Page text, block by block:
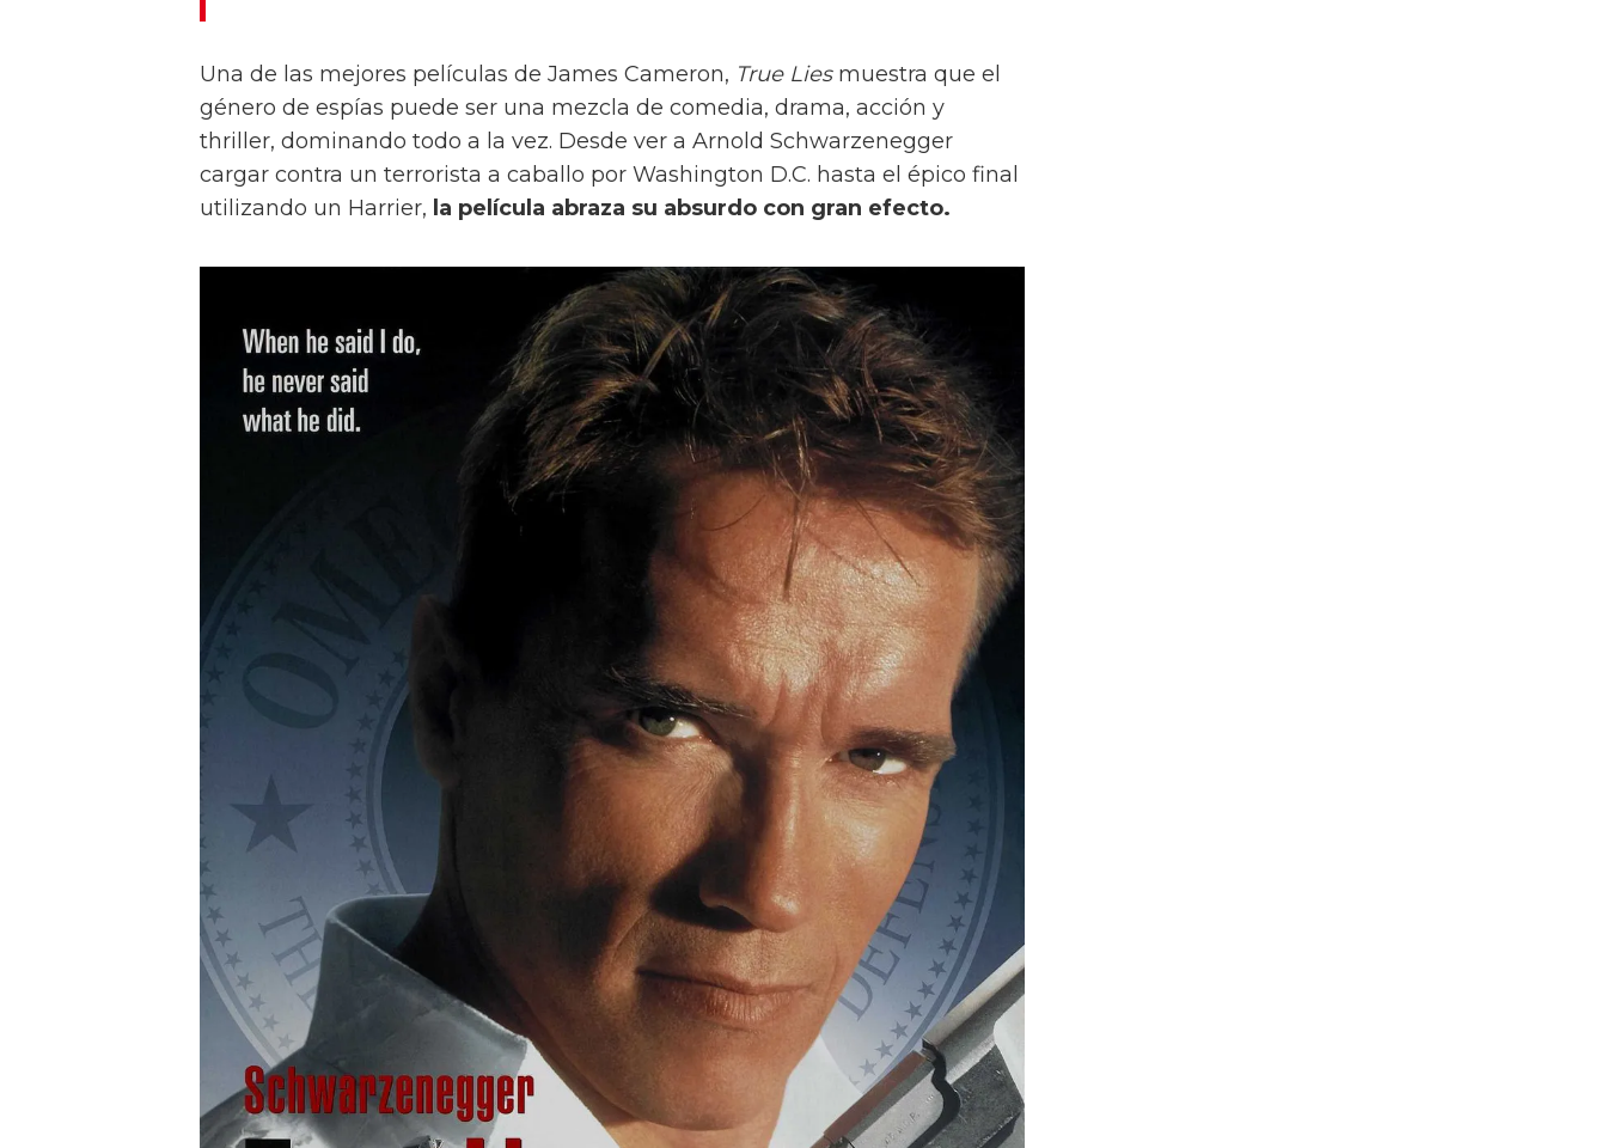
Una de las mejores películas de James Cameron, True Liesmuestra que el
género de espías puede ser una mezcla de comedia, drama, acción y
thriller, dominando todo a la vez. Desde ver a Arnold Schwarzenegger
cargar contra un terrorista a caballo por Washington D.C. hasta el épico final
utilizando un Harrier, la película abraza su absurdo con gran efecto.